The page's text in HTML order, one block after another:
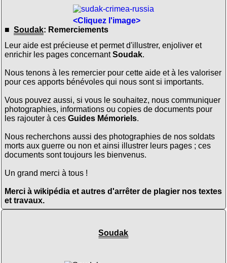
<Cliquez l'image>
■ Soudak: Remerciements
Leur aide est précieuse et permet d'illustrer, enjoliver et
enrichir les pages concernantSoudak.
Nous tenons à les remercier pour cette aide et à les valoriser
pour ces apports bénévoles qui nous sont si importants.
Vous pouvez aussi, si vous le souhaitez, nous communiquer
photographies, informations ou copies de documents pour
les rajouter à ces Guides Mémoriels.
Nous recherchons aussi des photographies de nos soldats
morts aux guerre ou non et ainsi illustrer leurs pages ; ces
documents sont toujours les bienvenus.
Un grand merci à tous !
Merci à wikipédia et autres d'arrêter de plagier nos textes
et travaux.
Soudak